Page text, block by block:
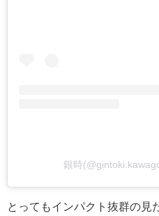
銀時
とってもインパクト抜群の見